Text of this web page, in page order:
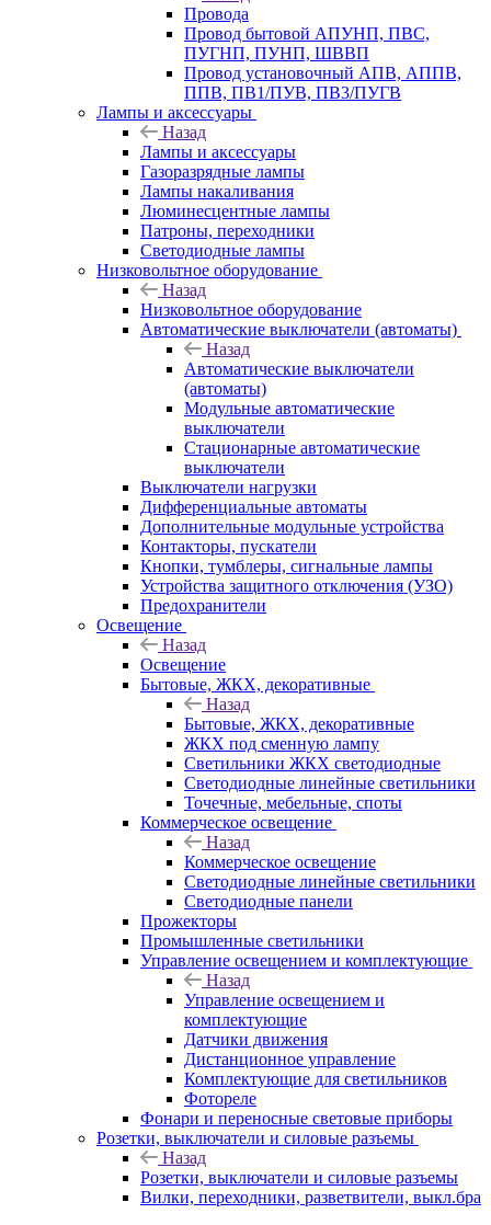
Провода
Провод бытовой АПУНП, ПВС,
ПУГНП, ПУНП, ШВВП
Провод установочный АПВ, АППВ,
ППВ, ПВ1/ПУВ, ПВ3/ПУГВ
Лампы и аксессуары
Назад
Лампы и аксессуары
Газоразрядные лампы
Лампы накаливания
Люминесцентные лампы
Патроны, переходники
Светодиодные лампы
Низковольтное оборудование
Назад
Низковольтное оборудование
Автоматические выключатели (автоматы)
Назад
Автоматические выключатели
(автоматы)
Модульные автоматические
выключатели
Стационарные автоматические
выключатели
Выключатели нагрузки
Дифференциальные автоматы
Дополнительные модульные устройства
Контакторы, пускатели
Кнопки, тумблеры, сигнальные лампы
Устройства защитного отключения (УЗО)
Предохранители
Освещение
Назад
Освещение
Бытовые, ЖКХ, декоративные
Назад
Бытовые, ЖКХ, декоративные
ЖКХ под сменную лампу
Светильники ЖКХ светодиодные
Светодиодные линейные светильники
Точечные, мебельные, споты
Коммерческое освещение
Назад
Коммерческое освещение
Светодиодные линейные светильники
Светодиодные панели
Прожекторы
Промышленные светильники
Управление освещением и комплектующие
Назад
Управление освещением и
комплектующие
Датчики движения
Дистанционное управление
Комплектующие для светильников
Фотореле
Фонари и переносные световые приборы
Розетки, выключатели и силовые разъемы
Назад
Розетки, выключатели и силовые разъемы
Вилки, переходники, разветвители, выкл.бра